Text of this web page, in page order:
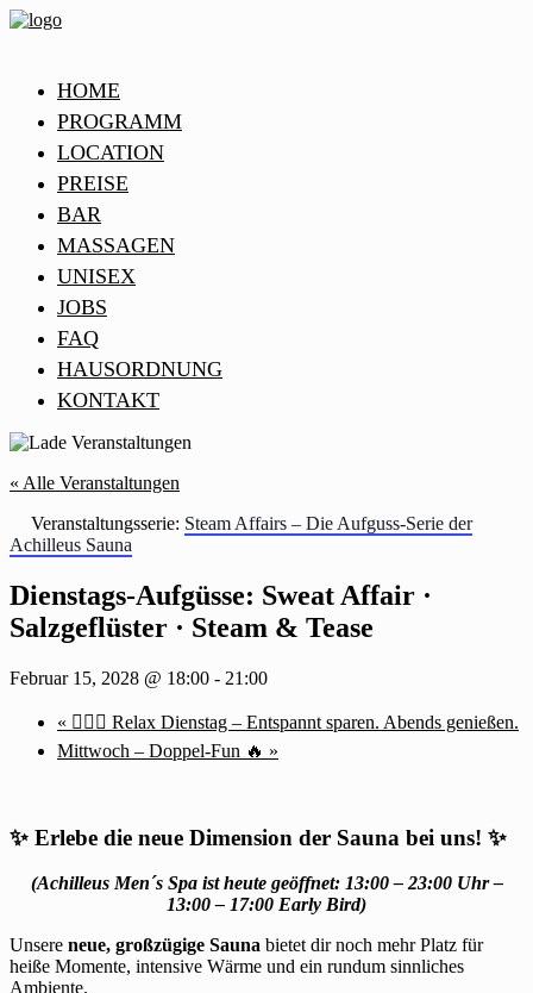
HOME
PROGRAMM
LOCATION
PREISE
BAR
MASSAGEN
UNISEX
JOBS
FAQ
HAUSORDNUNG
KONTAKT
« Alle Veranstaltungen
Veranstaltungsserie: Steam Affairs – Die Aufguss-Serie der
Achilleus Sauna
Dienstags-Aufgüsse: Sweat Affair ·
Salzgeflüster · Steam & Tease
Februar 15, 2028 @ 18:00 - 21:00
« 🧖‍♂️✨ Relax Dienstag – Entspannt sparen. Abends genießen.
Mittwoch – Doppel-Fun 🔥 »
✨ Erlebe die neue Dimension der Sauna bei uns! ✨
(Achilleus Men´s Spa ist heute geöffnet: 13:00 – 23:00 Uhr –
13:00 – 17:00 Early Bird)
Unsere neue, großzügige Sauna bietet dir noch mehr Platz für
heiße Momente, intensive Wärme und ein rundum sinnliches
Ambiente.